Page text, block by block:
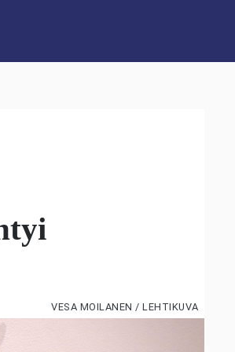
VESA MOILANEN / LEHTIKUVA